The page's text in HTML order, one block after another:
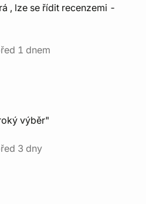
, lze se řídit recenzemi -
1 dnem
výběr"
3 dny